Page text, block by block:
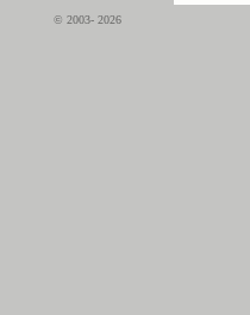
© 2003- 2026